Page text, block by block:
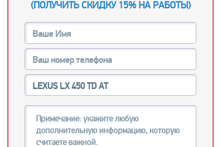
(ПОЛУЧИТЬ СКИДКУ 15% НА РАБОТЫ)